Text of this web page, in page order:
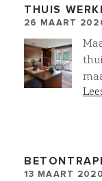
is
THUIS
26 MAART
13 MAART 2020